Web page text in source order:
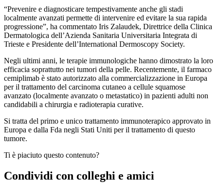
“Prevenire e diagnosticare tempestivamente anche gli stadi
localmente avanzati permette di intervenire ed evitare la sua rapida
progressione”, ha commentato Iris Zalaudek, Direttrice della Clinica
Dermatologica dell’Azienda Sanitaria Universitaria Integrata di
Trieste e Presidente dell’International Dermoscopy Society.
Negli ultimi anni, le terapie immunologiche hanno dimostrato la loro
efficacia soprattutto nei tumori della pelle. Recentemente, il farmaco
cemiplimab è stato autorizzato alla commercializzazione in Europa
per il trattamento del carcinoma cutaneo a cellule squamose
avanzato (localmente avanzato o metastatico) in pazienti adulti non
candidabili a chirurgia e radioterapia curative.
Si tratta del primo e unico trattamento immunoterapico approvato in
Europa e dalla Fda negli Stati Uniti per il trattamento di questo
tumore.
Ti è piaciuto questo contenuto?
Condividi con colleghi e amici